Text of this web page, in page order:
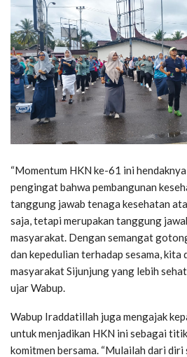
“Momentum HKN ke-61 ini
pengingat bahwa pembangunan
tanggung jawab tenaga kesehatan
saja, tetapi merupakan tanggung
masyarakat. Dengan semangat
dan kepedulian terhadap sesama, kita
masyarakat Sijunjung yang lebih
ujar Wabup.
Wabup Iraddatillah juga mengajak
untuk menjadikan HKN ini sebagai
komitmen bersama. “Mulailah dari